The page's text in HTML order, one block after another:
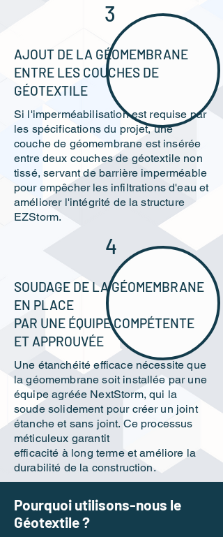
3
AJOUT DE LA GÉOMEMBRANE
ENTRE LES COUCHES DE
GÉOTEXTILE
Si l'imperméabilisation est requise par
les spécifications du projet, une
couche de géomembrane est insérée
entre deux couches de géotextile non
tissé, servant de barrière imperméable
pour empêcher les infiltrations d'eau et
améliorer l'intégrité de la structure
EZStorm.
4
SOUDAGE DE LA GÉOMEMBRANE
EN PLACE
PAR UNE ÉQUIPE COMPÉTENTE
ET APPROUVÉE
Une étanchéité efficace nécessite que
la géomembrane soit installée par une
équipe agréée NextStorm, qui la
soude solidement pour créer un joint
étanche et sans joint. Ce processus
méticuleux garantit
efficacité à long terme et améliore la
durabilité de la construction.
Pourquoi utilisons-nous le
Géotextile ?